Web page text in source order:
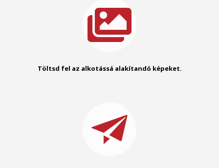
Töltsd fel az alkotássá alakítandó képeket.